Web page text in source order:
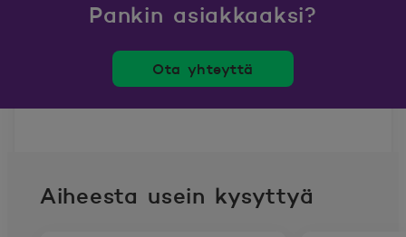
Pankin asiakkaaksi?
Ota yhteyttä
Aiheesta usein kysyttyä